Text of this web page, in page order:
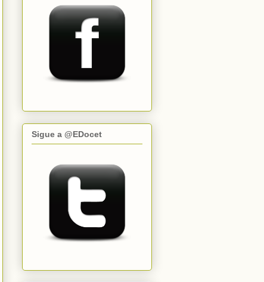
Sigue a @EDocet